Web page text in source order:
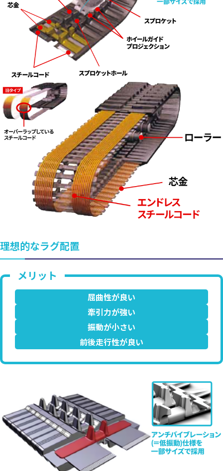
理想的なラグ配置
屈曲性が良い
牽引力が強い
振動が小さい
前後走行性が良い